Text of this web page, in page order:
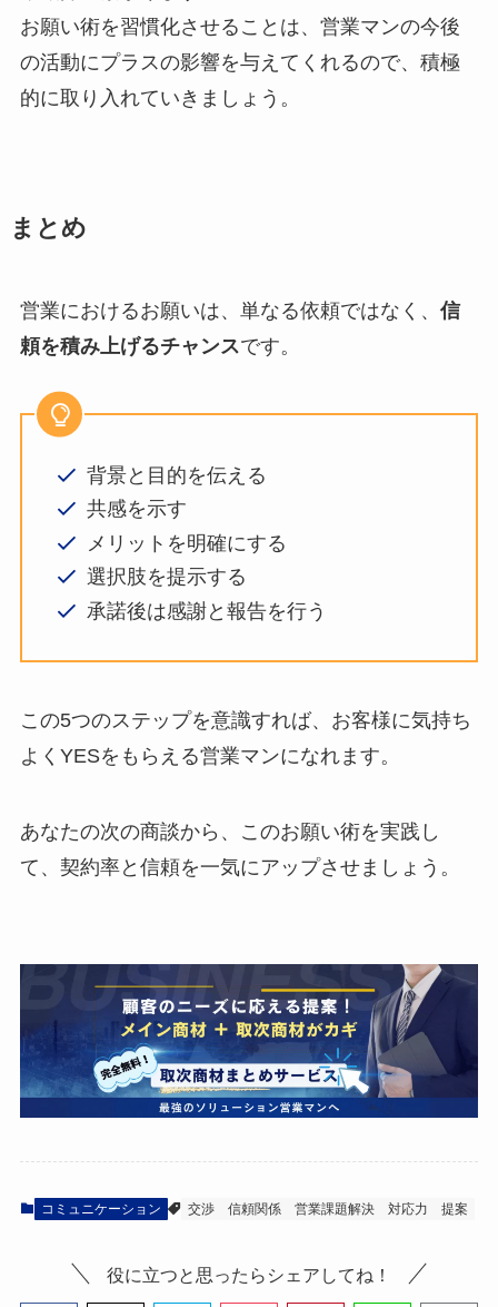
お願い術を習慣化させることは、営業マンの今後
の活動にプラスの影響を与えてくれるので、積極
的に取り入れていきましょう。
まとめ
営業におけるお願いは、単なる依頼ではなく、 信
頼を積み上げるチャンスです。
背景と目的を伝える
共感を示す
メリットを明確にする
選択肢を提示する
承諾後は感謝と報告を行う
この5つのステップを意識すれば、お客様に気持ち
よくYESをもらえる営業マンになれます。
あなたの次の商談から、このお願い術を実践し
て、契約率と信頼を一気にアップさせましょう。
コミュニケーション 交渉 信頼関係 営業課題解決 対応力 提案
役に立つと思ったらシェアしてね！